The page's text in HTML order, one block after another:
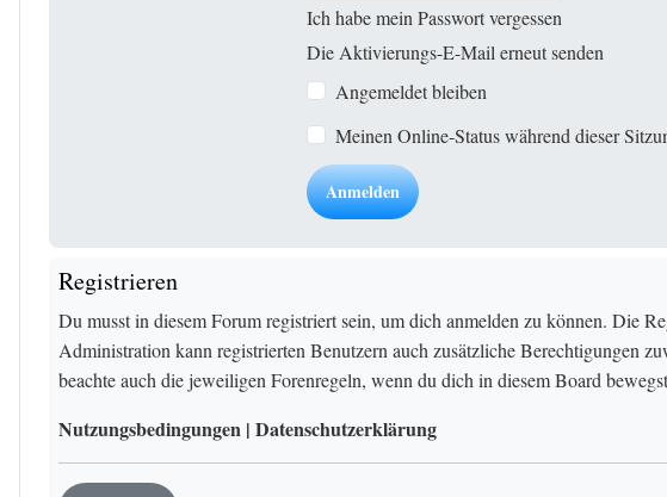
Ich habe mein Passwort vergessen
Die Aktivierungs-E-Mail erneut senden
Angemeldet bleiben
Meinen Online-Status während dieser
Registrieren
Du musst in diesem Forum registriert sein, um dich anmelden zu können. Die
Administration kann registrierten Benutzern auch zusätzliche Berechtigungen
beachte auch die jeweiligen Forenregeln, wenn du dich in diesem Board
Nutzungsbedingungen | Datenschutzerklärung